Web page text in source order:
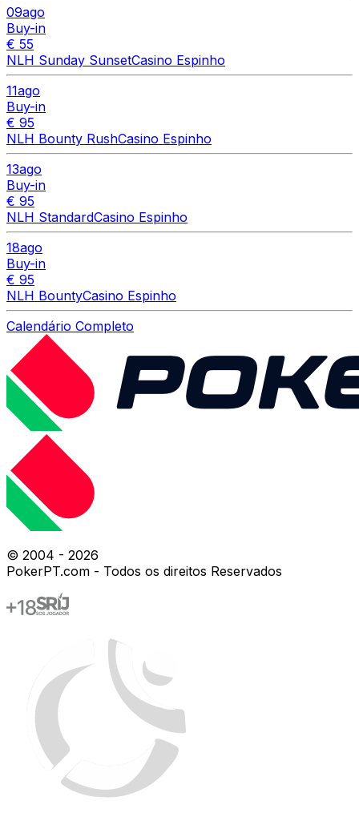
09ago
Buy-in
€ 55
NLH Sunday SunsetCasino Espinho
11ago
Buy-in
€ 95
NLH Bounty RushCasino Espinho
13ago
Buy-in
€ 95
NLH StandardCasino Espinho
18ago
Buy-in
€ 95
NLH BountyCasino Espinho
Calendário Completo
© 2004 - 2026
PokerPT.com - Todos os direitos Reservados